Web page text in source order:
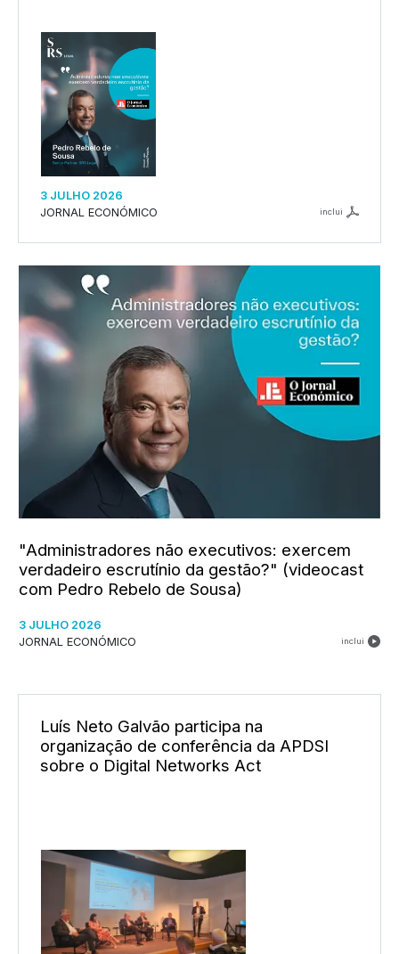
3 JULHO 2026
JORNAL ECONÓMICO
inclui
"Administradores não executivos: exercem
verdadeiro escrutínio da gestão?" (videocast
com Pedro Rebelo de Sousa)
3 JULHO 2026
JORNAL ECONÓMICO
inclui
Luís Neto Galvão participa na
organização de conferência da APDSI
sobre o Digital Networks Act